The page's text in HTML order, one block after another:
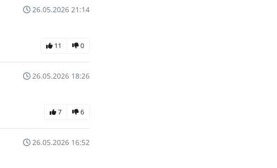
26.05.2026 21:14
11 0
26.05.2026 18:26
7 6
26.05.2026 16:52